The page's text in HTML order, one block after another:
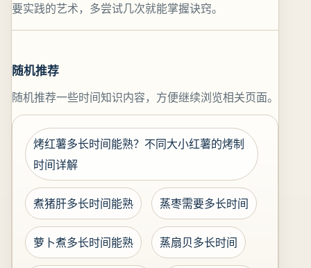
要实践的艺术，多尝试几次就能掌握诀窍。
随机推荐
随机推荐一些时间知识内容，方便继续浏览相关页面。
烤红薯多长时间能熟？不同大小红薯的烤制
时间详解
煮猪肝多长时间能熟 蒸枣需要多长时间
萝卜煮多长时间能熟 蒸扇贝多长时间